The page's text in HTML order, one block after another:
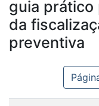
Fale Conosco
guia prático
da
preventiva